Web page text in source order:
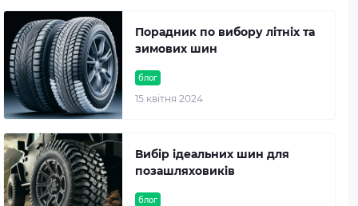
блог
15 квітня 2024
Порадник по вибору літніх та
зимових шин
блог
Вибір ідеальних шин для
позашляховиків